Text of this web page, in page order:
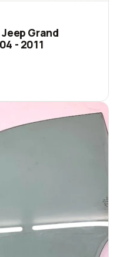
Grand
- 2011